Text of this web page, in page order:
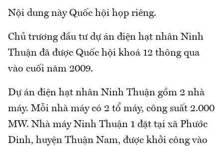
Nội dung này Quốc hội họp riêng.
Chủ trương đầu tư dự án điện hạt nhân Ninh
Thuận đã được Quốc hội khoá 12 thông qua
vào cuối năm 2009.
Dự án điện hạt nhân Ninh Thuận gồm 2 nhà
máy. Mỗi nhà máy có 2 tổ máy, công suất 2.000
MW. Nhà máy Ninh Thuận 1 đặt tại xã Phước
Dinh, huyện Thuận Nam, được khởi công vào